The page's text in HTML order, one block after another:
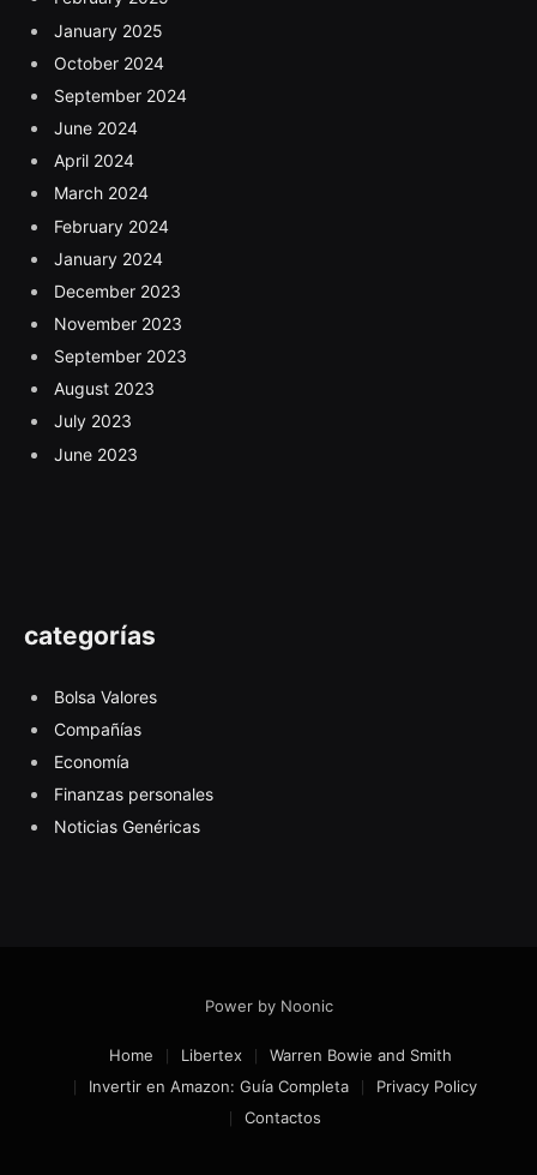
January 2025
October 2024
September 2024
June 2024
April 2024
March 2024
February 2024
January 2024
December 2023
November 2023
September 2023
August 2023
July 2023
June 2023
categorías
Bolsa Valores
Compañías
Economía
Finanzas personales
Noticias Genéricas
Power by Noonic
Home Libertex
Warren Bowie and Smith
Invertir en Amazon: Guía Completa
Privacy Policy
Contactos